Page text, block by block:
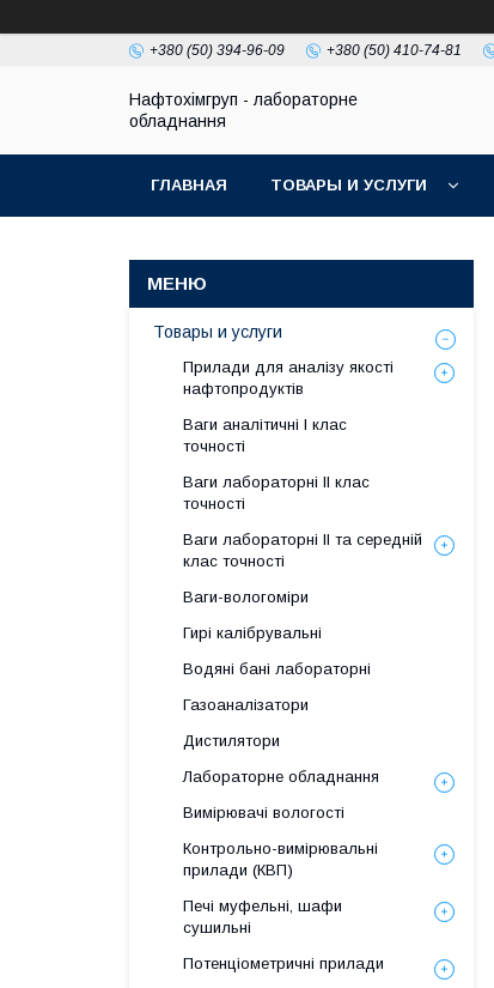
+380 (50) 394-96-09 +380 (50) 410-74-81
Нафтохімгруп - лабораторне
обладнання
ГЛАВНАЯ ТОВАРЫ И УСЛУГИ
Товары и услуги
Прилади для аналізу якості
нафтопродуктів
Ваги аналітичні І клас
точності
Ваги лабораторні ІІ клас
точності
Ваги лабораторні ІІ та середній
клас точності
Ваги-вологоміри
Гирі калібрувальні
Водяні бані лабораторні
Газоаналізатори
Дистилятори
Лабораторне обладнання
Вимірювачі вологості
Контрольно-вимірювальні
прилади (КВП)
Печі муфельні, шафи
сушильні
Потенціометричні прилади